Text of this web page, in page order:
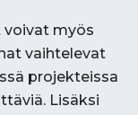
voivat myös
vaihtelevat
projekteissa
Lisäksi